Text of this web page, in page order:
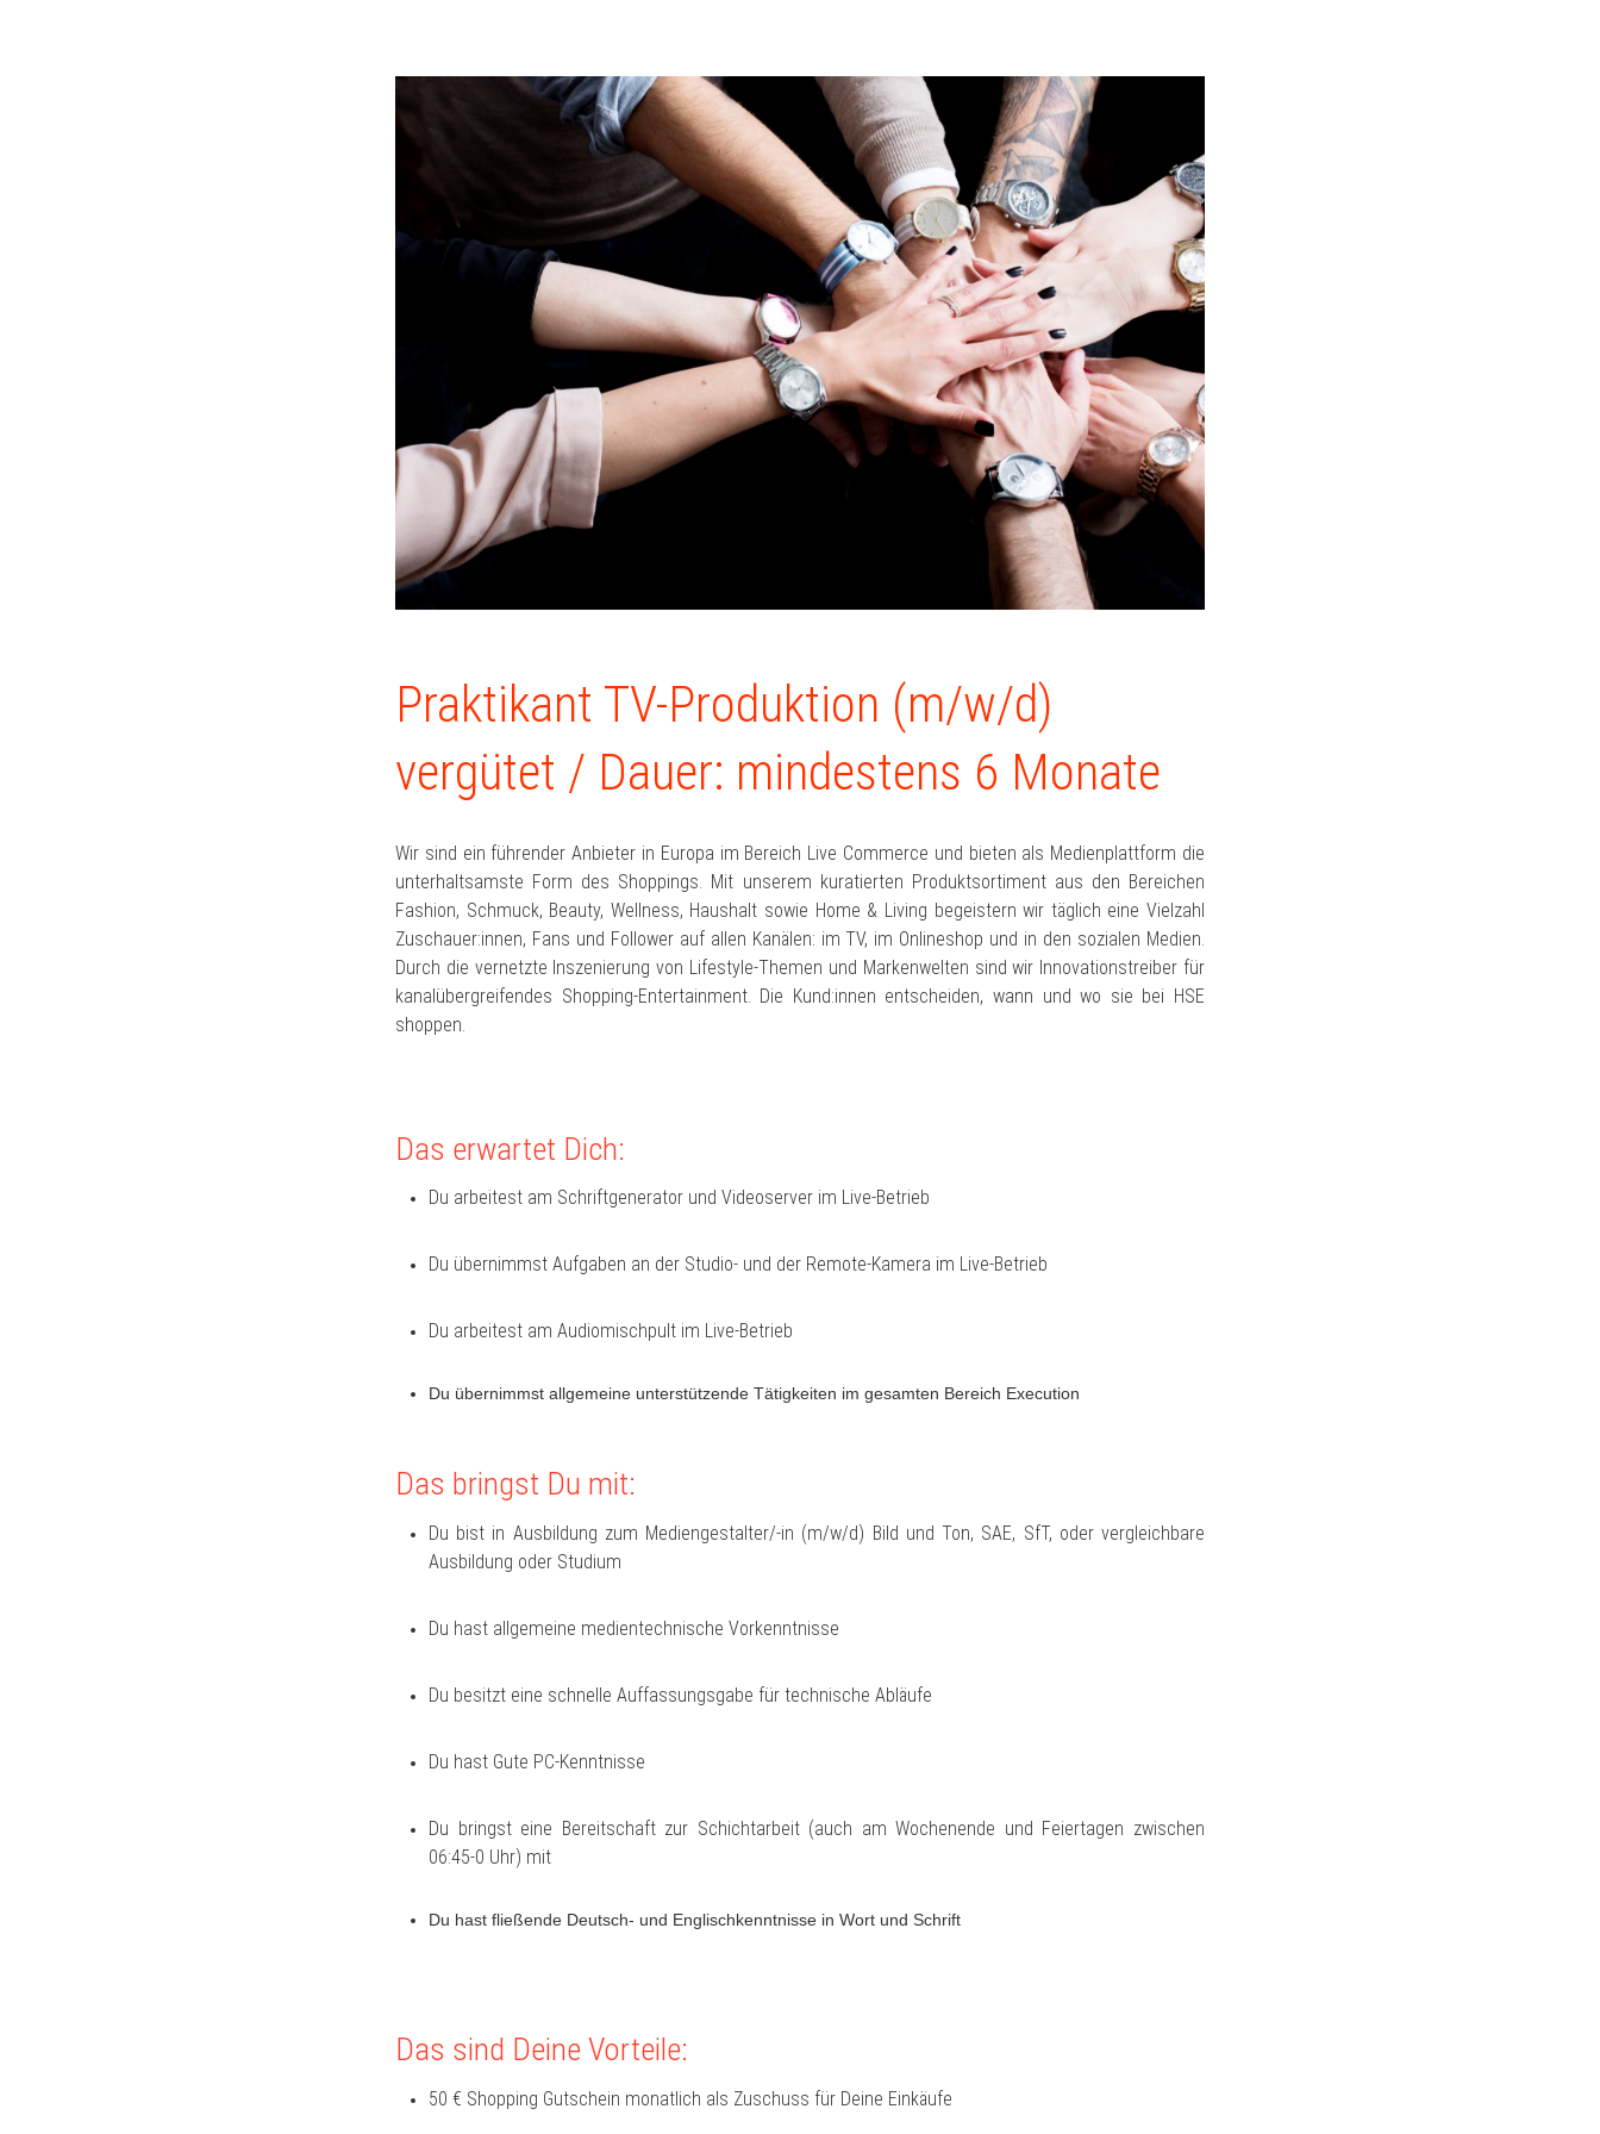
Praktikant TV-Produktion (m/w/d)
vergütet / Dauer: mindestens 6 Monate
Wir sind ein führender Anbieter in Europa im Bereich Live Commerce und bieten als Medienplattform die
unterhaltsamste Form des Shoppings. Mit unserem kuratierten Produktsortiment aus den Bereichen
Fashion, Schmuck, Beauty, Wellness, Haushalt sowie Home & Living begeistern wir täglich eine Vielzahl
Zuschauer:innen, Fans und Follower auf allen Kanälen: im TV, im Onlineshop und in den sozialen Medien.
Durch die vernetzte Inszenierung von Lifestyle-Themen und Markenwelten sind wir Innovationstreiber für
kanalübergreifendes Shopping-Entertainment. Die Kund:innen entscheiden, wann und wo sie bei HSE
shoppen.
Das erwartet Dich:
Du arbeitest am Schriftgenerator und Videoserver im Live-Betrieb
Du übernimmst Aufgaben an der Studio- und der Remote-Kamera im Live-Betrieb
Du arbeitest am Audiomischpult im Live-Betrieb
Du übernimmst allgemeine unterstützende Tätigkeiten im gesamten Bereich Execution
Das bringst Du mit:
Du bist in Ausbildung zum Mediengestalter/-in (m/w/d) Bild und Ton, SAE, SfT, oder vergleichbare
Ausbildung oder Studium
Du hast allgemeine medientechnische Vorkenntnisse
Du besitzt eine schnelle Auffassungsgabe für technische Abläufe
Du hast Gute PC-Kenntnisse
Du bringst eine Bereitschaft zur Schichtarbeit (auch am Wochenende und Feiertagen zwischen
06:45-0 Uhr) mit
Du hast fließende Deutsch- und Englischkenntnisse in Wort und Schrift
Das sind Deine Vorteile:
50 € Shopping Gutschein monatlich als Zuschuss für Deine Einkäufe